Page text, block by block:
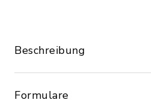
Beschreibung
Formulare